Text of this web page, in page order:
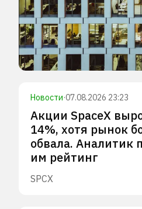
Новости·07.08.2026 23:23
Акции SpaceX
14%, хотя рынок
обвала. Аналитик
им рейтинг
SPCX